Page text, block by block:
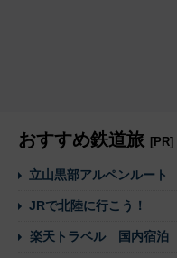
おすすめ鉄道旅 [PR]
立山黒部アルペンルート
JRで北陸に行こう！
楽天トラベル 国内宿泊